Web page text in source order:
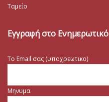
Ταμείο
Εγγραφή στο Ενημερωτικό
Το Email σας (υποχρεωτικο)
Μηνυμα